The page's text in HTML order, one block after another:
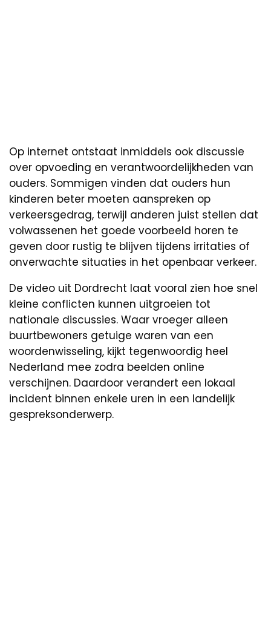
Op internet ontstaat inmiddels ook discussie
over opvoeding en verantwoordelijkheden van
ouders. Sommigen vinden dat ouders hun
kinderen beter moeten aanspreken op
verkeersgedrag, terwijl anderen juist stellen dat
volwassenen het goede voorbeeld horen te
geven door rustig te blijven tijdens irritaties of
onverwachte situaties in het openbaar verkeer.
De video uit Dordrecht laat vooral zien hoe snel
kleine conflicten kunnen uitgroeien tot
nationale discussies. Waar vroeger alleen
buurtbewoners getuige waren van een
woordenwisseling, kijkt tegenwoordig heel
Nederland mee zodra beelden online
verschijnen. Daardoor verandert een lokaal
incident binnen enkele uren in een landelijk
gespreksonderwerp.